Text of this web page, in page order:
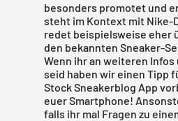
besonders promotet und
steht im Kontext mit Nike-
redet beispielsweise eher
den bekannten Sneaker-
Wenn ihr an weiteren
seid haben wir einen Tipp
Stock Sneakerblog App
euer Smartphone!
falls ihr mal Fragen zu